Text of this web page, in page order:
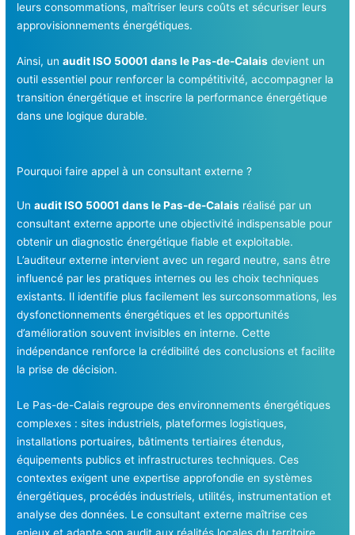
leurs consommations, maîtriser leurs coûts et sécuriser leurs
approvisionnements énergétiques.
Ainsi, unaudit ISO 50001 dans le Pas-de-Calais devient un
outil essentiel pour renforcer la compétitivité, accompagner la
transition énergétique et inscrire la performance énergétique
dans une logique durable.
Pourquoi faire appel à un consultant externe ?
Unaudit ISO 50001 dans le Pas-de-Calais réalisé par un
consultant externe apporte une objectivité indispensable pour
obtenir un diagnostic énergétique fiable et exploitable.
L’auditeur externe intervient avec un regard neutre, sans être
influencé par les pratiques internes ou les choix techniques
existants. Il identifie plus facilement les surconsommations, les
dysfonctionnements énergétiques et les opportunités
d’amélioration souvent invisibles en interne. Cette
indépendance renforce la crédibilité des conclusions et facilite
la prise de décision.
Le Pas-de-Calais regroupe des environnements énergétiques
complexes : sites industriels, plateformes logistiques,
installations portuaires, bâtiments tertiaires étendus,
équipements publics et infrastructures techniques. Ces
contextes exigent une expertise approfondie en systèmes
énergétiques, procédés industriels, utilités, instrumentation et
analyse des données. Le consultant externe maîtrise ces